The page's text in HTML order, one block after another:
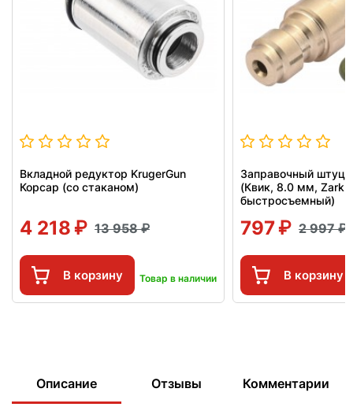
Вкладной редуктор KrugerGun
Корсар (со стаканом)
4 218 13 958
В корзину Товар в наличии
Заправочный
(Квик, 8.0 мм, Zark
быстросъемный)
797 2 997
В корзину
Описание Отзывы Комментарии